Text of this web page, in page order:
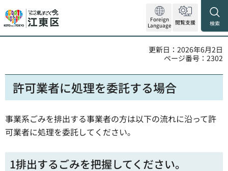
Foreign
Language 閲覧支援 検索
更新日：2026年6月2日
ページ番号：2302
許可業者に処理を委託する場合
事業系ごみを排出する事業者の方は以下の流れに沿って許
可業者に処理を委託してください。
1排出するごみを把握してください。